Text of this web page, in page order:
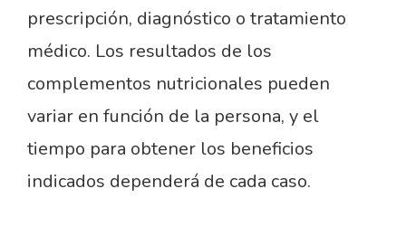
prescripción, diagnóstico o tratamiento
médico. Los resultados de los
complementos nutricionales pueden
variar en función de la persona, y el
tiempo para obtener los beneficios
indicados dependerá de cada caso.